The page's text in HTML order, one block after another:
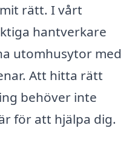
rätt. I vårt
hantverkare
utomhusytor med
Att hitta rätt
behöver inte
för att hjälpa dig.